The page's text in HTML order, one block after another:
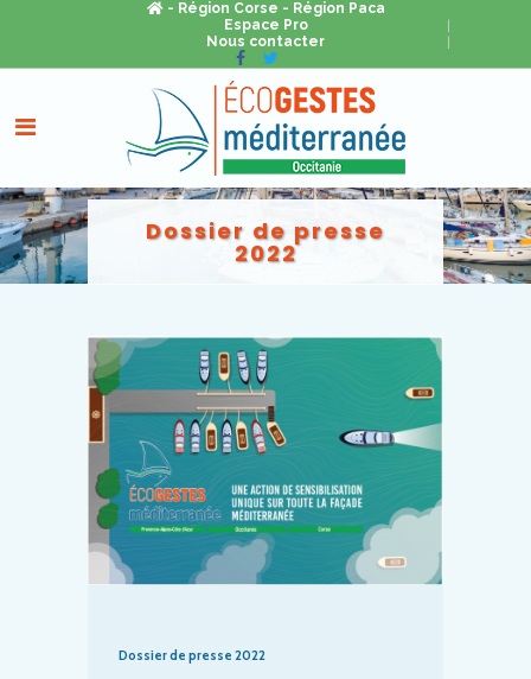
- Région Corse - Région Paca
Espace Pro
Nous contacter
Dossier de presse
2022
Dossier de presse 2022